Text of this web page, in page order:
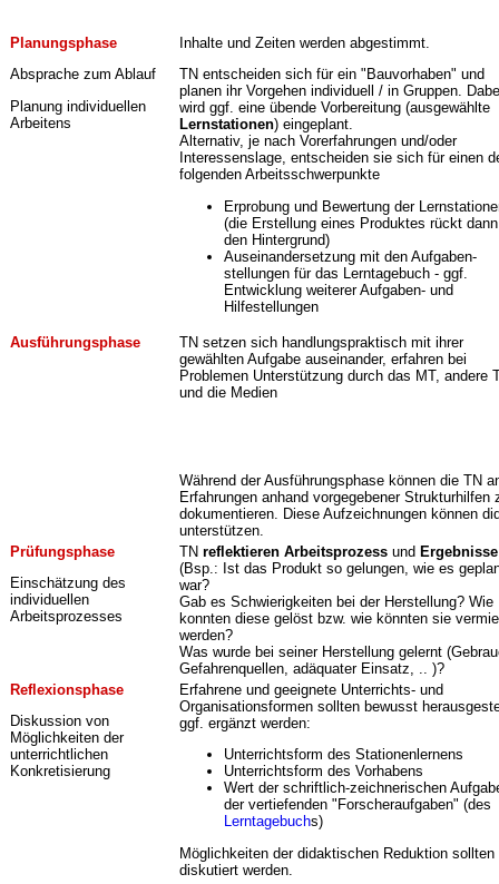
Planungsphase
Absprache zum Ablauf
Planung individuellen
Arbeitens
Inhalte und Zeiten werden abgestimmt.
TN entscheiden sich für ein "Bauvorhaben" und
planen ihr Vorgehen individuell / in Gruppen.
wird ggf. eine übende Vorbereitung (ausgewählte
Lernstationen) eingeplant.
Alternativ, je nach Vorerfahrungen und/oder
Interessenslage, entscheiden sie sich für einen
folgenden Arbeitsschwerpunkte
Erprobung und Bewertung der
(die Erstellung eines Produktes rückt
den Hintergrund)
Auseinandersetzung mit den Aufgaben-
stellungen für das Lerntagebuch - ggf.
Entwicklung weiterer Aufgaben- und
Hilfestellungen
Ausführungsphase
TN setzen sich handlungspraktisch mit ihrer
gewählten Aufgabe auseinander, erfahren bei
Problemen Unterstützung durch das MT, andere
und die Medien
Während der Ausführungsphase können die TN
Erfahrungen anhand vorgegebener Strukturhilfen
dokumentieren. Diese Aufzeichnungen können
unterstützen.
Prüfungsphase
Einschätzung des
individuellen
Arbeitsprozesses
TN reflektieren Arbeitsprozess und Ergebnisse
(Bsp.: Ist das Produkt so gelungen, wie es
war?
Gab es Schwierigkeiten bei der Herstellung? Wie
konnten diese gelöst bzw. wie könnten sie
werden?
Was wurde bei seiner Herstellung gelernt
Gefahrenquellen, adäquater Einsatz, .. )?
Reflexionsphase
Diskussion von
Möglichkeiten der
unterrichtlichen
Konkretisierung
Erfahrene und geeignete Unterrichts- und
Organisationsformen sollten bewusst
ggf. ergänzt werden:
Unterrichtsform des Stationenlernens
Unterrichtsform des Vorhabens
Wert der schriftlich-zeichnerischen
der vertiefenden "Forscheraufgaben" (des
Lerntagebuchs)
Möglichkeiten der didaktischen Reduktion sollten
diskutiert werden.